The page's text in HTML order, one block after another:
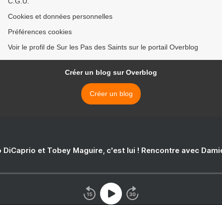
Cookies et données personnelles
Préférences cookies
Voir le profil de Sur les Pas des Saints sur le portail Overblog
Créer un blog sur Overblog
Créer un blog
DiCaprio et Tobey Maguire, c'est lui ! Rencontre avec